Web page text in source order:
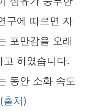
구에 따르면 자
포만감을 오래
하였습니다.
동안 소화 속도
(출처)